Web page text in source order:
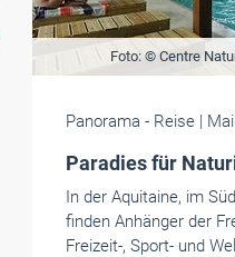
Foto: © Centre
Panorama - Reise |
Paradies für
In der Aquitaine, im
finden Anhänger der
Freizeit-, Sport- und